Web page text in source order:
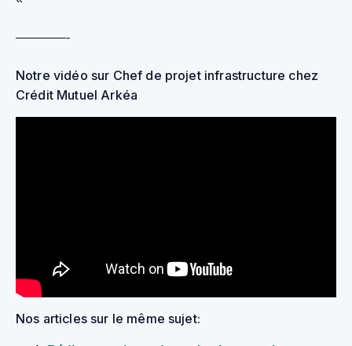
————-
Notre vidéo sur Chef de projet infrastructure chez
Crédit Mutuel Arkéa
Nos articles sur le même sujet: